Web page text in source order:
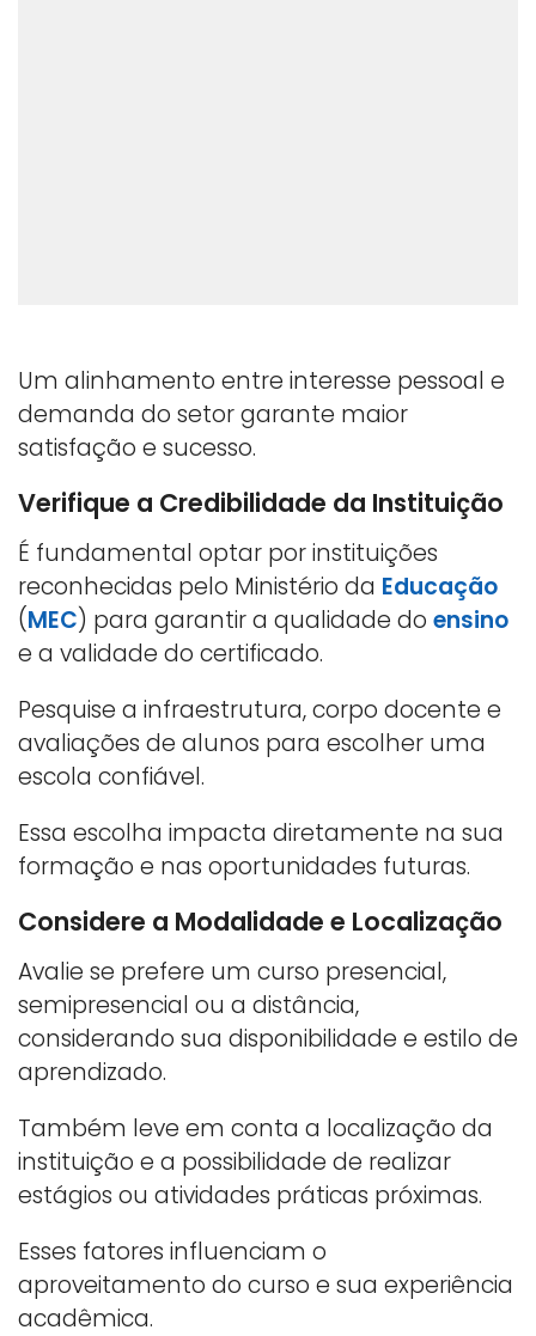
Um alinhamento entre interesse pessoal e
demanda do setor garante maior
satisfação e sucesso.
Verifique a Credibilidade da Instituição
É fundamental optar por instituições
reconhecidas pelo Ministério da Educação
(MEC) para garantir a qualidade do ensino
e a validade do certificado.
Pesquise a infraestrutura, corpo docente e
avaliações de alunos para escolher uma
escola confiável.
Essa escolha impacta diretamente na sua
formação e nas oportunidades futuras.
Considere a Modalidade e Localização
Avalie se prefere um curso presencial,
semipresencial ou a distância,
considerando sua disponibilidade e estilo de
aprendizado.
Também leve em conta a localização da
instituição e a possibilidade de realizar
estágios ou atividades práticas próximas.
Esses fatores influenciam o
aproveitamento do curso e sua experiência
acadêmica.